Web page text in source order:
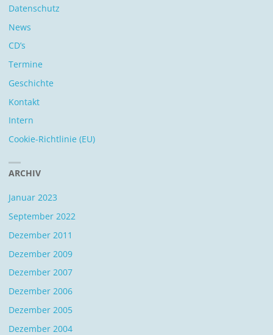
Datenschutz
News
CD’s
Termine
Geschichte
Kontakt
Intern
Cookie-Richtlinie (EU)
ARCHIV
Januar 2023
September 2022
Dezember 2011
Dezember 2009
Dezember 2007
Dezember 2006
Dezember 2005
Dezember 2004